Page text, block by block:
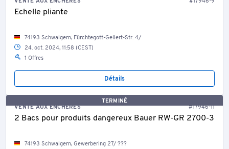
Echelle pliante
74193 Schwaigern, Fürchtegott-Gellert-Str. 4/
24. oct. 2024, 11:58 (CEST)
1 Offres
Détails
TERMINÉ
VENTE AUX ENCHÈRES
#17946-11
2 Bacs pour produits dangereux Bauer RW-GR 2700-3
74193 Schwaigern, Gewerbering 27/ ???